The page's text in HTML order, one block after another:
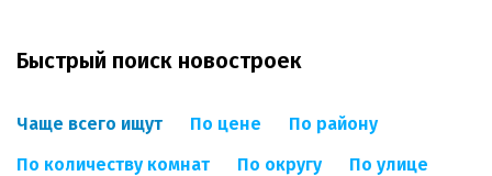
Быстрый поиск новостроек
Чаще всего ищут По цене
По району
По количеству комнат
По округу
По улице